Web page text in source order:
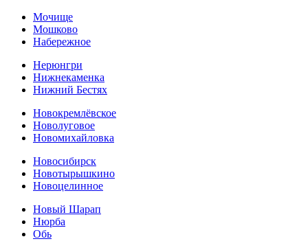
Мочище
Мошково
Набережное
Нерюнгри
Нижнекаменка
Нижний Бестях
Новокремлёвское
Новолуговое
Новомихайловка
Новосибирск
Новотырышкино
Новоцелинное
Новый Шарап
Нюрба
Обь